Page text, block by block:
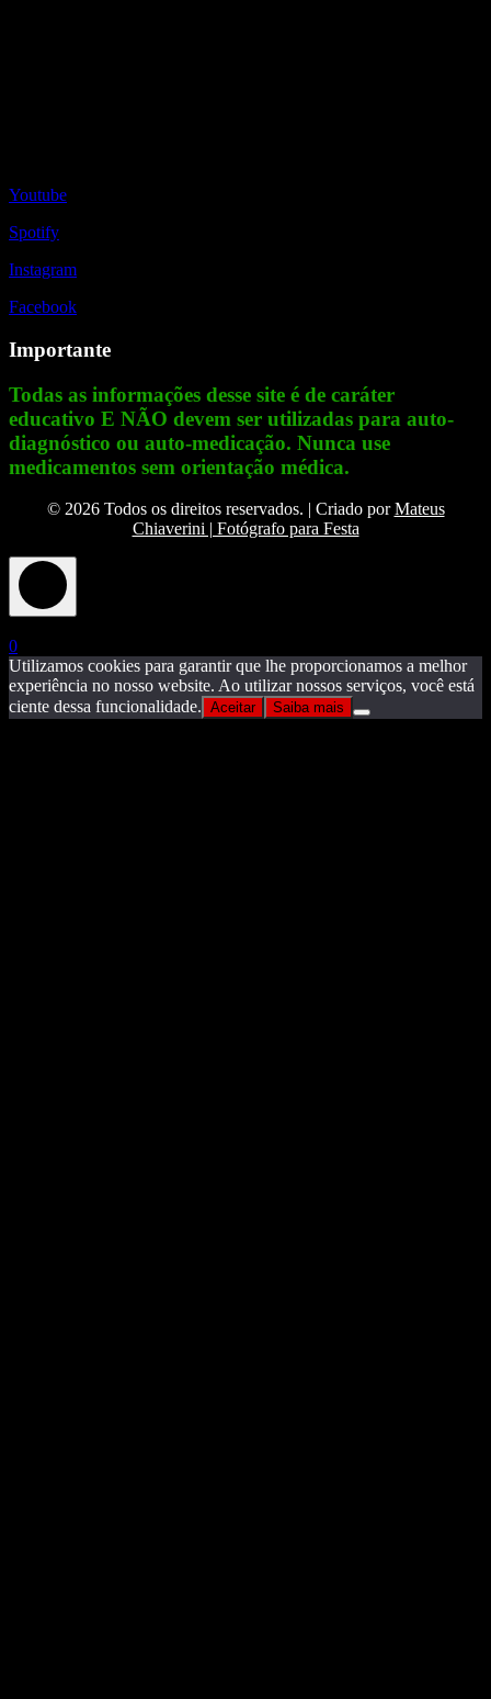
Youtube
Spotify
Instagram
Facebook
Importante
Todas as informações desse site é de caráter
educativo E NÃO devem ser utilizadas para auto-
diagnóstico ou auto-medicação. Nunca use
medicamentos sem orientação médica.
© 2026 Todos os direitos reservados. | Criado porMateus
Chiaverini | Fotógrafo para Festa
0
Utilizamos cookies para garantir que lhe proporcionamos a melhor
experiência no nosso website. Ao utilizar nossos serviços, você está
ciente dessa funcionalidade. Aceitar Saiba mais